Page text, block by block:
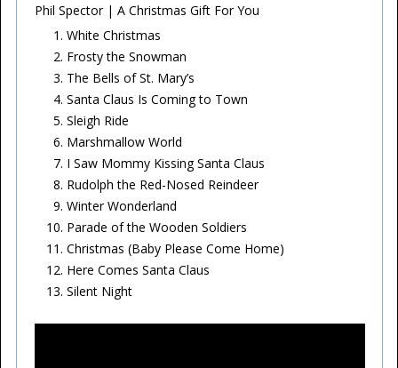
Phil Spector | A Christmas Gift For You
White Christmas
Frosty the Snowman
The Bells of St. Mary’s
Santa Claus Is Coming to Town
Sleigh Ride
Marshmallow World
I Saw Mommy Kissing Santa Claus
Rudolph the Red-Nosed Reindeer
Winter Wonderland
Parade of the Wooden Soldiers
Christmas (Baby Please Come Home)
Here Comes Santa Claus
Silent Night